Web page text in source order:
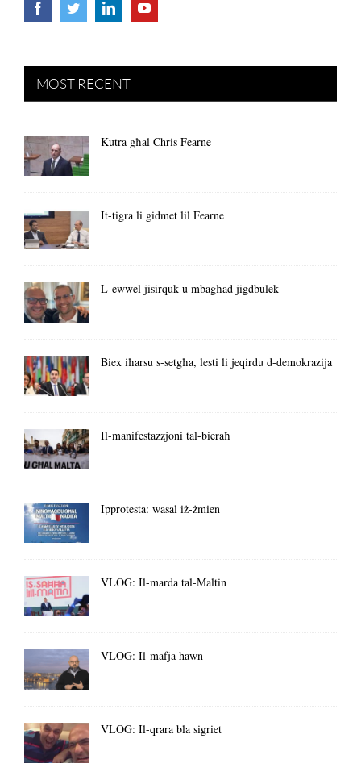
MOST RECENT
Kutra għal Chris Fearne
It-tigra li gidmet lil Fearne
L-ewwel jisirquk u mbagħad jigdbulek
Biex iħarsu s-setgħa, lesti li jeqirdu d-demokrazija
Il-manifestazzjoni tal-bieraħ
Ipprotesta: wasal iż-żmien
VLOG: Il-marda tal-Maltin
VLOG: Il-mafja hawn
VLOG: Il-qrara bla sigriet